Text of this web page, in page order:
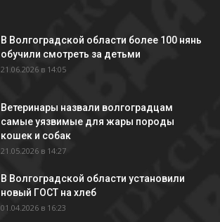
В Волгоградской области более 100 нянь
обучили смотреть за детьми
21.06.2026 в 14:05
Ветеринары назвали волгоградцам
самые уязвимые для жары породы
кошек и собак
21.05.2026 в 14:27
В Волгоградской области установили
новый ГОСТ на хлеб
01.04.2026 в 16:23